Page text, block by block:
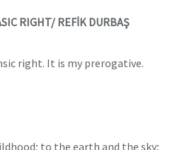
RIGHT/ REFİK DURBAŞ
right. It is my prerogative.
to the earth and the sky;